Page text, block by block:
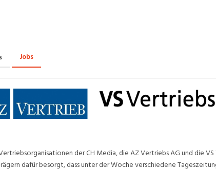
Handel, Kundenberatung,
Jobs
der CH Media, die AZ Vertriebs AG und die
dafür besorgt, dass unter der Woche verschiedene